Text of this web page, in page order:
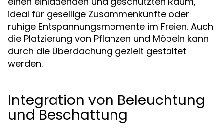
ideal für gesellige Zusammenkünfte oder
ruhige Entspannungsmomente im Freien. Auch
die Platzierung von Pflanzen und Möbeln kann
durch die Überdachung gezielt gestaltet
werden.
Integration von Beleuchtung
und Beschattung